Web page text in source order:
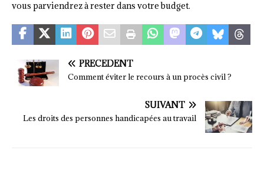
vous parviendrez à rester dans votre budget.
PRÉCÉDENT
Comment éviter le recours à un procès civil ?
SUIVANT
Les droits des personnes handicapées au travail